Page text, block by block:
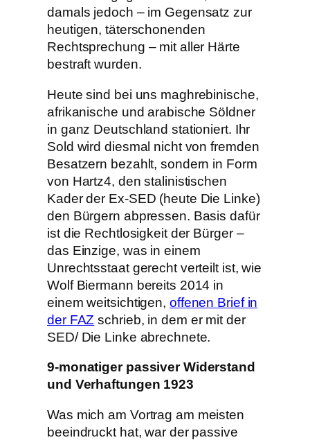
damals jedoch – im Gegensatz zur
heutigen, täterschonenden
Rechtsprechung – mit aller Härte
bestraft wurden.
Heute sind bei uns maghrebinische,
afrikanische und arabische Söldner
in ganz Deutschland stationiert. Ihr
Sold wird diesmal nicht von fremden
Besatzern bezahlt, sondern in Form
von Hartz4, den stalinistischen
Kader der Ex-SED (heute Die Linke)
den Bürgern abpressen. Basis dafür
ist die Rechtlosigkeit der Bürger –
das Einzige, was in einem
Unrechtsstaat gerecht verteilt ist, wie
Wolf Biermann bereits 2014 in
einem weitsichtigen, offenen Brief in
der FAZ schrieb, in dem er mit der
SED/ Die Linke abrechnete.
9-monatiger passiver Widerstand
und Verhaftungen 1923
Was mich am Vortrag am meisten
beeindruckt hat, war der passive